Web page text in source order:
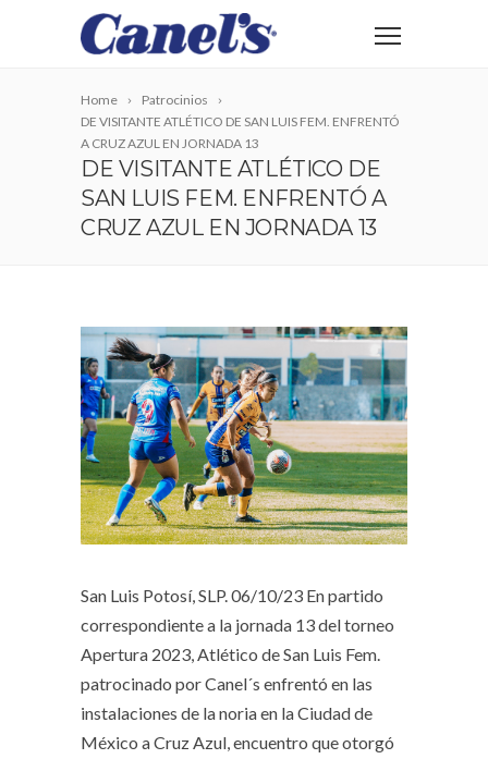
Home
Patrocinios
DE VISITANTE ATLÉTICO DE SAN LUIS FEM. ENFRENTÓ
A CRUZ AZUL EN JORNADA 13
DE VISITANTE ATLÉTICO DE
SAN LUIS FEM. ENFRENTÓ A
CRUZ AZUL EN JORNADA 13
San Luis Potosí, SLP. 06/10/23 En partido
correspondiente a la jornada 13 del torneo
Apertura 2023, Atlético de San Luis Fem.
patrocinado por Canel´s enfrentó en las
instalaciones de la noria en la Ciudad de
México a Cruz Azul, encuentro que otorgó